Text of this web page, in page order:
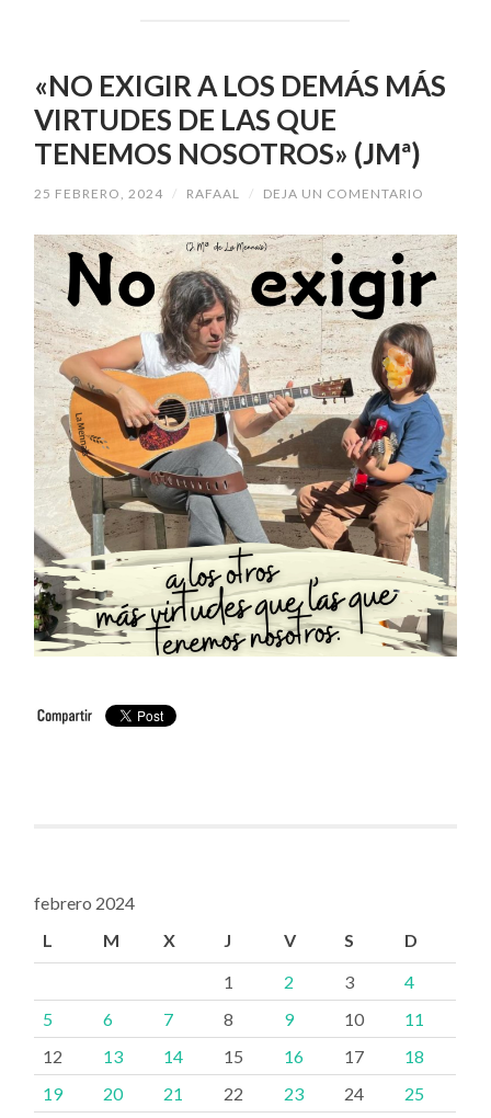
«NO EXIGIR A LOS DEMÁS MÁS
VIRTUDES DE LAS QUE
TENEMOS NOSOTROS» (JMª)
25 FEBRERO, 2024 / RAFAAL / DEJA UN COMENTARIO
febrero 2024
L
M X J V S D
1 2 3
4
5
6 7 8 9 10
11
12
13 14 15 16 17
18
19
20 21 22 23 24
25